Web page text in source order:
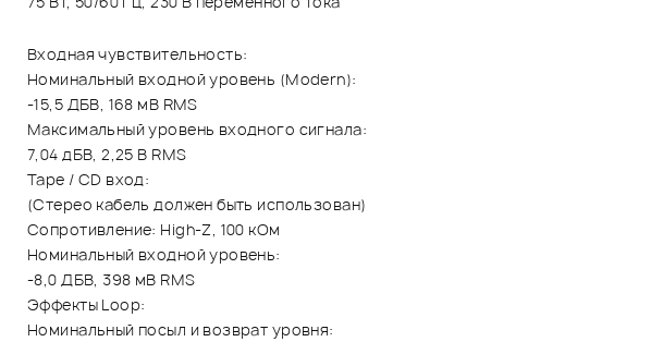
Входная чувствительность:
Номинальный входной уровень (Modern):
-15,5 ДБВ, 168 мВ RMS
Максимальный уровень входного сигнала:
7,04 дБВ, 2,25 В RMS
Tape / CD вход:
(Стерео кабель должен быть использован)
Сопротивление: High-Z, 100 кОм
Номинальный входной уровень:
-8,0 ДБВ, 398 мВ RMS
Эффекты Loop:
Номинальный посыл и возврат уровня: